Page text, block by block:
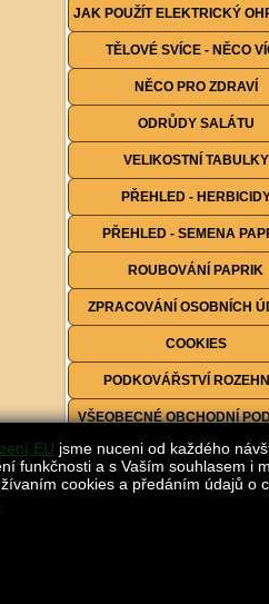
JAK POUŽÍT ELEKTRICKÝ
TĚLOVÉ SVÍCE - NĚCO
NĚCO PRO ZDRAVÍ
ODRŮDY SALÁTU
VELIKOSTNÍ TABULKY
PŘEHLED -
PŘEHLED - SEMENA
ROUBOVÁNÍ PAPRIK
ZPRACOVÁNÍ OSOBNÍCH
COOKIES
PODKOVÁŘSTVÍ
VŠEOBECNÉ OBCHODNÍ
FORMULÁŘE KE
EU jsme nuceni od každého
funkčnosti a s Vaším souhlasem i
cookies a předáním údajů o